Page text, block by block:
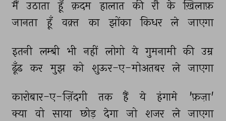
मैं उठाता हूँ क़दम हालात की रौ के ख़िलाफ़
जानता
हूँ वक़्त का झोंका किधर ले जाएगा
इतनी लम्बी भी नहीं लोगो ये गुमनामी की उम्र
ढूँढ कर मुझ को शुऊर-ए-मोअतबर ले जाएगा
कारोबार-ए-ज़िंदगी तक हैं ये हंगामे
'फ़ज़ा'
क्या वो साया छोड़ देगा जो शजर ले जाएगा